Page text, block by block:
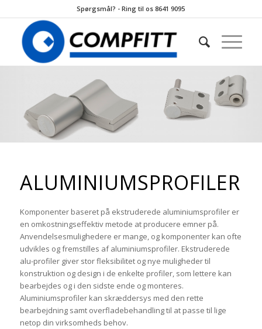
Spørgsmål? - Ring til os 8641 9095
ALUMINIUMSPROFILER
Komponenter baseret på ekstruderede aluminiumsprofiler er
en omkostningseffektiv metode at producere emner på.
Anvendelsesmulighedere er mange, og komponenter kan ofte
udvikles og fremstilles af aluminiumsprofiler. Ekstruderede
alu-profiler giver stor fleksibilitet og nye muligheder til
konstruktion og design i de enkelte profiler, som lettere kan
bearbejdes og i den sidste ende og monteres.
Aluminiumsprofiler kan skræddersys med den rette
bearbejdning samt overfladebehandling til at passe til lige
netop din virksomheds behov.